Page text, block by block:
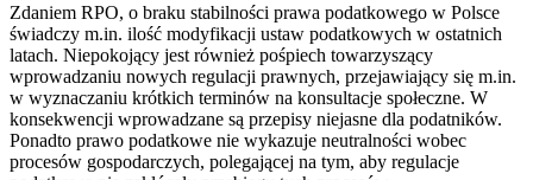
Zdaniem RPO, o braku stabilności prawa podatkowego w Polsce
świadczy m.in. ilość modyfikacji ustaw podatkowych w ostatnich
latach. Niepokojący jest również pośpiech towarzyszący
wprowadzaniu nowych regulacji prawnych, przejawiający się m.in.
w wyznaczaniu krótkich terminów na konsultacje społeczne. W
konsekwencji wprowadzane są przepisy niejasne dla podatników.
Ponadto prawo podatkowe nie wykazuje neutralności wobec
procesów gospodarczych, polegającej na tym, aby regulacje